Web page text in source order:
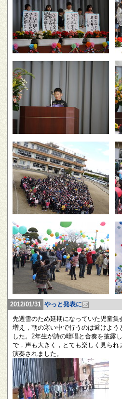
2012/01/31 やっと発表に
先週雪のため延期になっていた児童
増え，朝の寒い中で行うのは避けよう
した。2年生が詩の暗唱と合奏を披露
で，声も大きく，とても楽しく見ら
演奏されました。